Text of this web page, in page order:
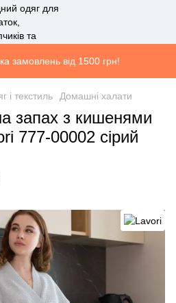
замовлень від 1500 грн!
і текстиль Домашні халати
запах з кишенями
777-00002 сірий